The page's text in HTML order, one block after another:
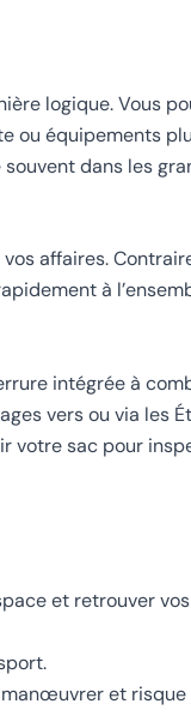
logique. Vous
ou équipements
dans les
affaires.
à
intégrée à
vers ou via les
votre sac pour
et retrouver
et